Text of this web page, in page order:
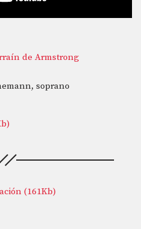
de Armstrong
soprano
(161Kb)